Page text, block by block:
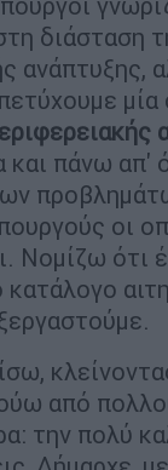
διάσταση
ανάπτυξης,
και πάνω απ'
οι
Νομίζω ότι
κατάλογο
από
την πολύ